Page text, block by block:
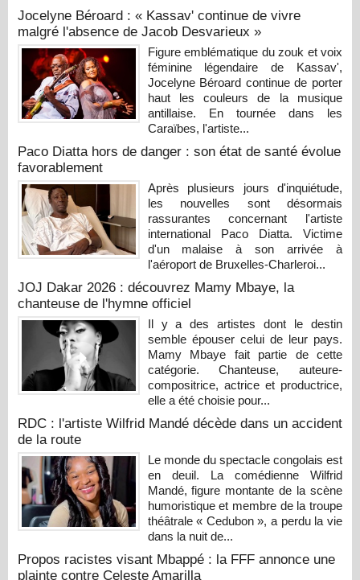
Jocelyne Béroard : « Kassav' continue de vivre
malgré l'absence de Jacob Desvarieux »
Figure emblématique du zouk et voix
féminine légendaire de Kassav',
Jocelyne Béroard continue de porter
haut les couleurs de la musique
antillaise. En tournée dans les
Caraïbes, l'artiste...
Paco Diatta hors de danger : son état de santé évolue
favorablement
Après plusieurs jours d'inquiétude,
les nouvelles sont désormais
rassurantes concernant l'artiste
international Paco Diatta. Victime
d'un malaise à son arrivée à
l'aéroport de Bruxelles-Charleroi...
JOJ Dakar 2026 : découvrez Mamy Mbaye, la
chanteuse de l'hymne officiel
Il y a des artistes dont le destin
semble épouser celui de leur pays.
Mamy Mbaye fait partie de cette
catégorie. Chanteuse, auteure-
compositrice, actrice et productrice,
elle a été choisie pour...
RDC : l'artiste Wilfrid Mandé décède dans un accident
de la route
Le monde du spectacle congolais est
en deuil. La comédienne Wilfrid
Mandé, figure montante de la scène
humoristique et membre de la troupe
théâtrale « Cedubon », a perdu la vie
dans la nuit de...
Propos racistes visant Mbappé : la FFF annonce une
plainte contre Celeste Amarilla